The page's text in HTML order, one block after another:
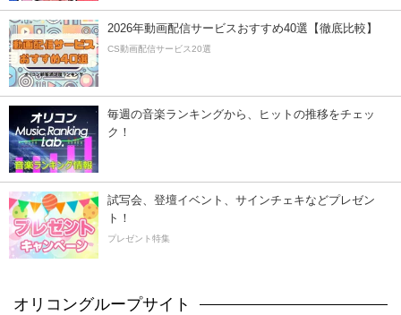
2026年動画配信サービスおすすめ40選【徹底比較】
CS動画配信サービス20選
毎週の音楽ランキングから、ヒットの推移をチェッ
ク！
試写会、登壇イベント、サインチェキなどプレゼン
ト！
プレゼント特集
オリコングループサイト